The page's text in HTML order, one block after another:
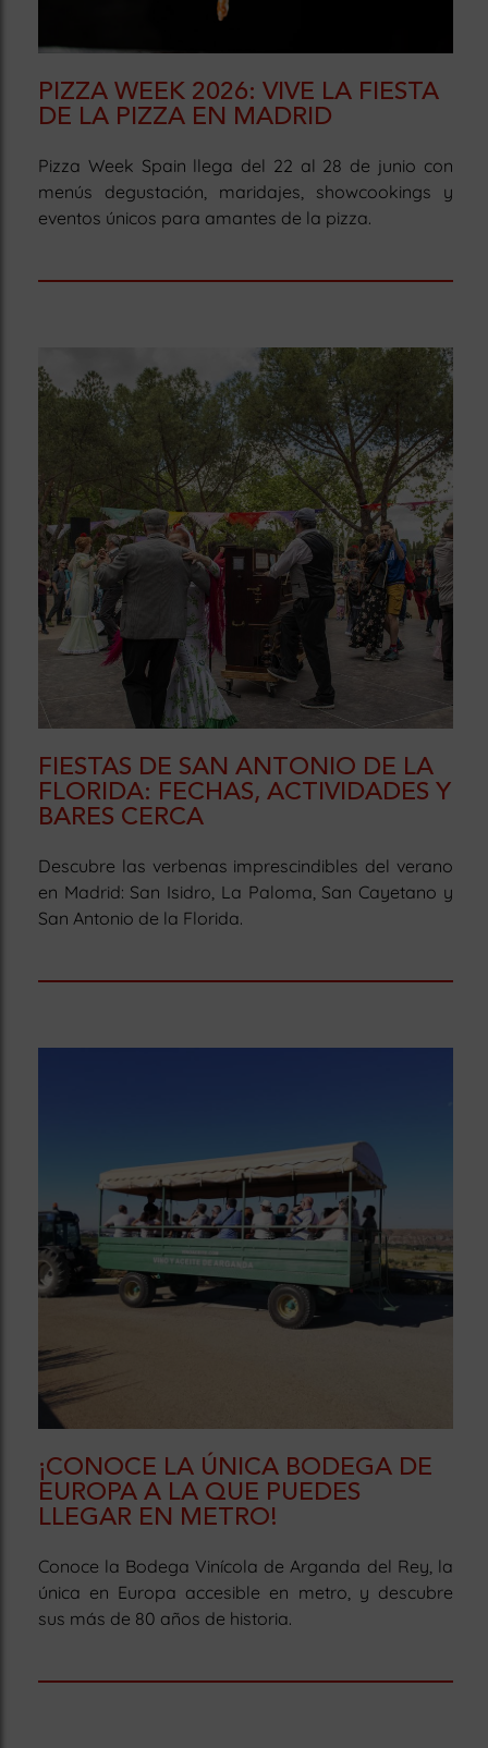
PIZZA WEEK 2026: VIVE LA FIESTA
DE LA PIZZA EN MADRID
Pizza Week Spain llega del 22 al 28 de junio con
menús degustación, maridajes, showcookings y
eventos únicos para amantes de la pizza.
FIESTAS DE SAN ANTONIO DE LA
FLORIDA: FECHAS, ACTIVIDADES Y
BARES CERCA
Descubre las verbenas imprescindibles del verano
en Madrid: San Isidro, La Paloma, San Cayetano y
San Antonio de la Florida.
¡CONOCE LA ÚNICA BODEGA DE
EUROPA A LA QUE PUEDES
LLEGAR EN METRO!
Conoce la Bodega Vinícola de Arganda del Rey, la
única en Europa accesible en metro, y descubre
sus más de 80 años de historia.